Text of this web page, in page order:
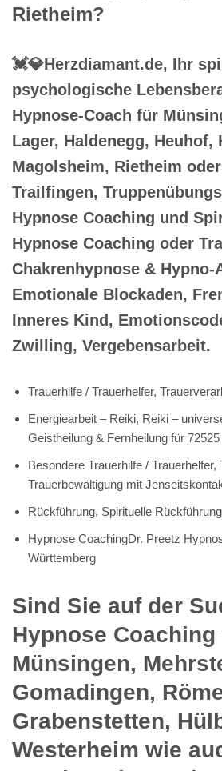
Rietheim?
💓️💎Herzdiamant.de, Ihr
psychologische
Hypnose-Coach für
Lager, Haldenegg, Heuhof,
Magolsheim, Rietheim
Trailfingen,
Hypnose Coaching und
Hypnose Coaching oder
Chakrenhypnose & Hypno-
Emotionale Blockaden,
Inneres Kind,
Zwilling, Vergebensarbeit.
Trauerhilfe / Trauerhelfer,
Energiearbeit – Reiki, Reiki –
Geistheilung & Fernheilung für
Besondere Trauerhilfe / Trauerhelfer,
Trauerbewältigung mit
Rückführung, Spirituelle
Hypnose CoachingDr. Preetz
Württemberg
Sind Sie auf der
Hypnose Coaching
Münsingen,
Gomadingen,
Grabenstetten,
Westerheim wie